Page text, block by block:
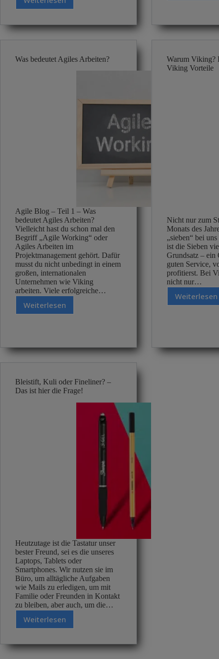
5
ein
Ablagesystem
oder
Was bedeutet Agiles Arbeiten?
Agile Blog – Teil 1 – Was
bedeutet Agiles Arbeiten?
Vielleicht hast du schon mal den
Begriff „Agile Working“ oder
Agiles Arbeiten im
Projektmanagement gehört. Dafür
musst du nicht unbedingt in einem
großen, internationalen
Unternehmen wie Viking
arbeiten. Viele erfolgreiche…
Weiterlesen
Was
Warum Viking?
Viking Vorteile
Nicht nur zum
Monats des
„sieben“ bei
ist die Sieben
Grundsatz – ein
guten Service,
profitierst. Bei
nicht nur…
Weiterlesen
Warum
Viking
Bleistift, Kuli oder Fineliner? –
Das ist hier die Frage!
Heutzutage ist die Tastatur unser
bester Freund, sei es die unseres
Laptops, Tablets oder
Smartphones. Wir nutzen sie im
Büro, um alltägliche Aufgaben
wie Mails zu erledigen, um mit
Familie oder Freunden in Kontakt
zu bleiben, aber auch, um die…
Weiterlesen
Bleistift,
oder
Fineliner?